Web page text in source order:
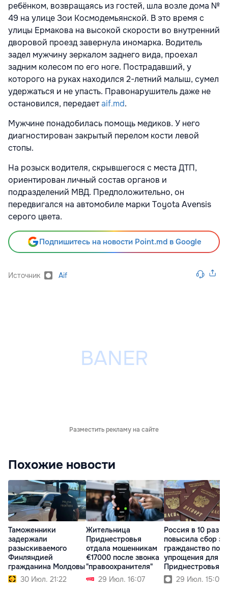
ребёнком, возвращаясь из гостей, шла возле дома №
49 на улице Зои Космодемьянской. В это время с
улицы Ермакова на высокой скорости во внутренний
дворовой проезд завернула иномарка. Водитель
задел мужчину зеркалом заднего вида, проехал
задним колесом по его ноге. Пострадавший, у
которого на руках находился 2-летний малыш, сумел
удержаться и не упасть. Правонарушитель даже не
остановился, передаетaif.md.
Мужчине понадобилась помощь медиков. У него
диагностирован закрытый перелом кости левой
стопы.
На розыск водителя, скрывшегося с места ДТП,
ориентирован личный состав органов и
подразделений МВД. Предположительно, он
передвигался на автомобиле марки Toyota Avensis
серого цвета.
Подпишитесь на новости Point.md в Google
Источник Aif
Разместить рекламу на сайте
Похожие новости
Таможенники
задержали
разыскиваемого
Финляндией
гражданина Молдовы
30 Июл. 21:22
Жительница
Приднестровья
отдала мошенникам
€17000 после звонка
"правоохранителя"
29 Июл. 16:07
Россия в 10 раз
повысила сбор за
гражданство
упрощения для
Приднестровья
29 Июл. 15:09